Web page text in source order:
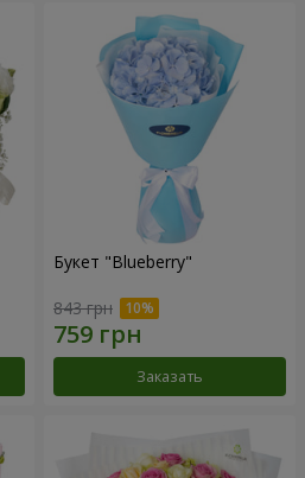
Букет "Blueberry"
843 грн
Заказать